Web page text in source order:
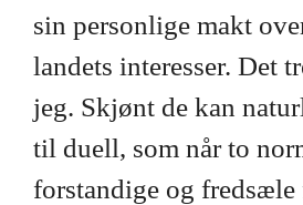
sin personlige makt
landets interesser. Det
jeg. Skjønt de kan
til duell, som når to
forstandige og